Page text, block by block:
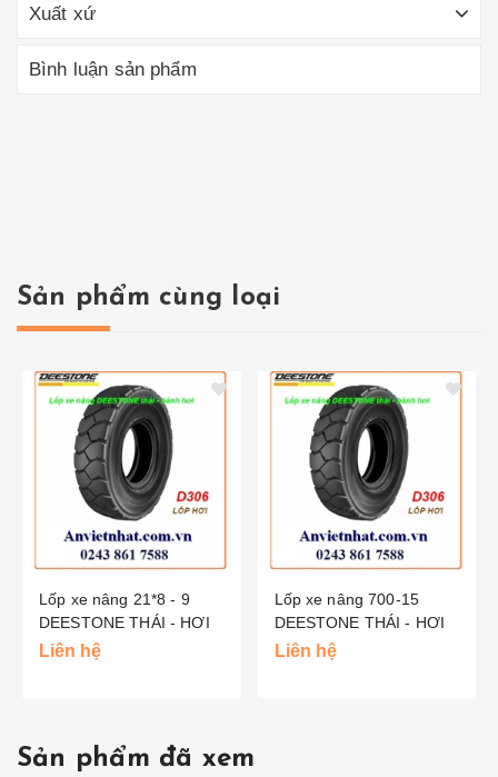
Xuất xứ
Bình luận sản phẩm
Sản phẩm cùng loại
Lốp xe nâng 21*8 - 9
DEESTONE THÁI - HƠI
Liên hệ
Lốp xe nâng 700-15
DEESTONE THÁI - HƠI
Liên hệ
Sản phẩm đã xem